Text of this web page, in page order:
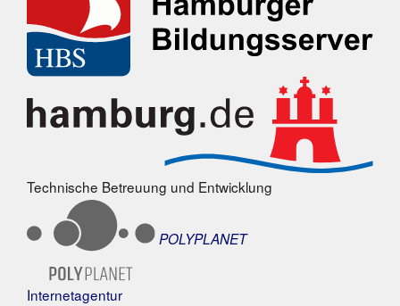
Technische Betreuung und Entwicklung
POLYPLANET
Internetagentur